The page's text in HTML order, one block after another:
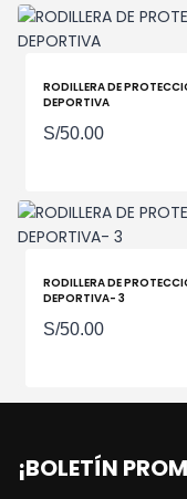
RODILLERA DE
DEPORTIVA
S/50.00
RODILLERA DE
DEPORTIVA- 3
S/50.00
¡BOLETÍN